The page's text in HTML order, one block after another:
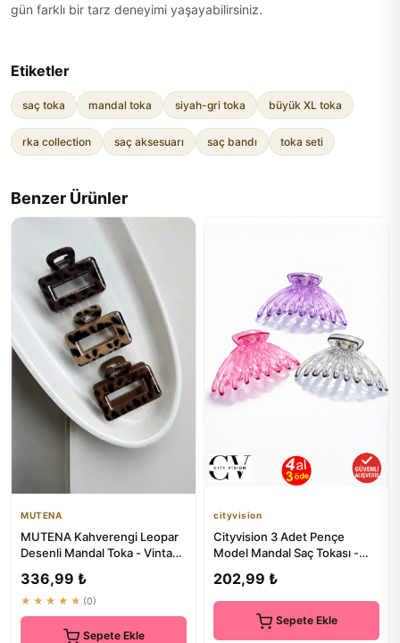
gün farklı bir tarz deneyimi yaşayabilirsiniz.
Etiketler
saç toka mandal toka siyah-gri toka büyük XL toka
rka collection saç aksesuarı saç bandı toka seti
Benzer Ürünler
MUTENA
MUTENA Kahverengi Leopar
Desenli Mandal Toka - Vintage
336,99 ₺
★★★★★ (0)
Sepete Ekle
cityvision
Cityvision 3 Adet Pençe
Model Mandal Saç Tokası -
202,99 ₺
Sepete Ekle